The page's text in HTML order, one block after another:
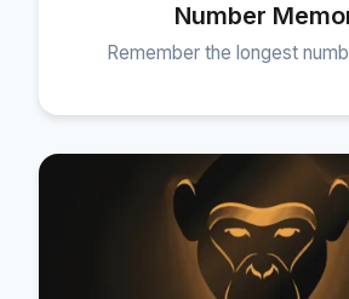
Number
Remember the longest